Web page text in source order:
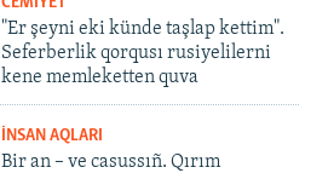
"Er şeyni eki künde taşlap kettim".
Seferberlik qorqusı rusiyelilerni
kene memleketten quva
İNSAN AQLARI
Bir an – ve casussıñ. Qırım